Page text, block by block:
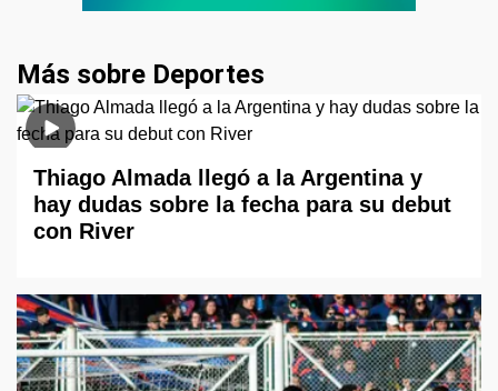
Más sobre Deportes
Thiago Almada llegó a la Argentina y
hay dudas sobre la fecha para su debut
con River